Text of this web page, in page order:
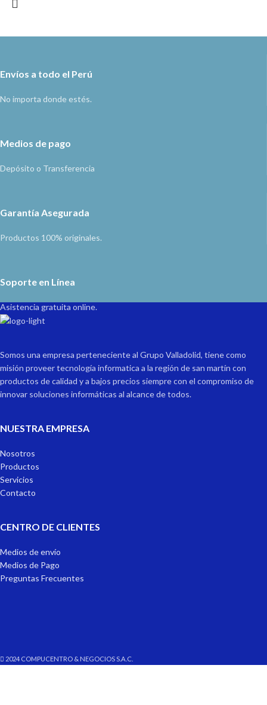
Envíos a todo el Perú
No importa donde estés.
Medios de pago
Depósito o Transferencia
Garantía Asegurada
Productos 100% originales.
Soporte en Línea
Asistencia gratuita online.
Somos una empresa perteneciente al Grupo Valladolid, tiene como
misión proveer tecnología informatica a la región de san martín con
productos de calidad y a bajos precios siempre con el compromiso de
innovar soluciones informáticas al alcance de todos.
NUESTRA EMPRESA
Nosotros
Productos
Servicios
Contacto
CENTRO DE CLIENTES
Medios de envío
Medios de Pago
Preguntas Frecuentes
2024 COMPUCENTRO & NEGOCIOS S.A.C.